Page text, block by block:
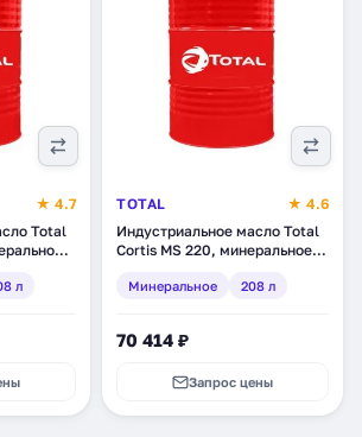
★ 4.7
Total
л
TOTAL
★ 4.6
Индустриальное масло Total
Cortis MS 220, минеральное,
Минеральное 208 л
70 414 ₽
Запрос цены